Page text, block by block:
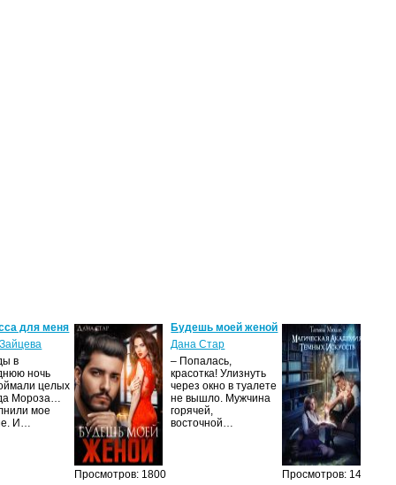
для меня
в
ночь
целых
Мороза…
мое
И…
Просмотров: 1800
Будешь моей женой
Дана Стар
– Попалась,
красотка! Улизнуть
через окно в туалете
не вышло. Мужчина
горячей,
восточной…
Просмотров: 1462